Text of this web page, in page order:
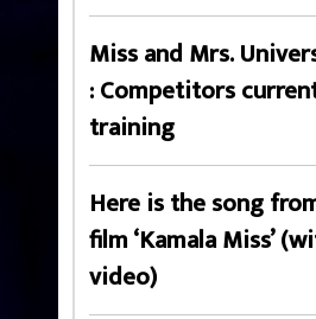
Miss and Mrs.
: Competitors
training
Here is the song
film ‘Kamala Miss’
video)